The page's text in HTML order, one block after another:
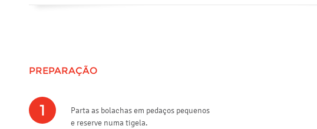
PREPARAÇÃO
1
Parta as bolachas em pedaços pequenos
e reserve numa tigela.